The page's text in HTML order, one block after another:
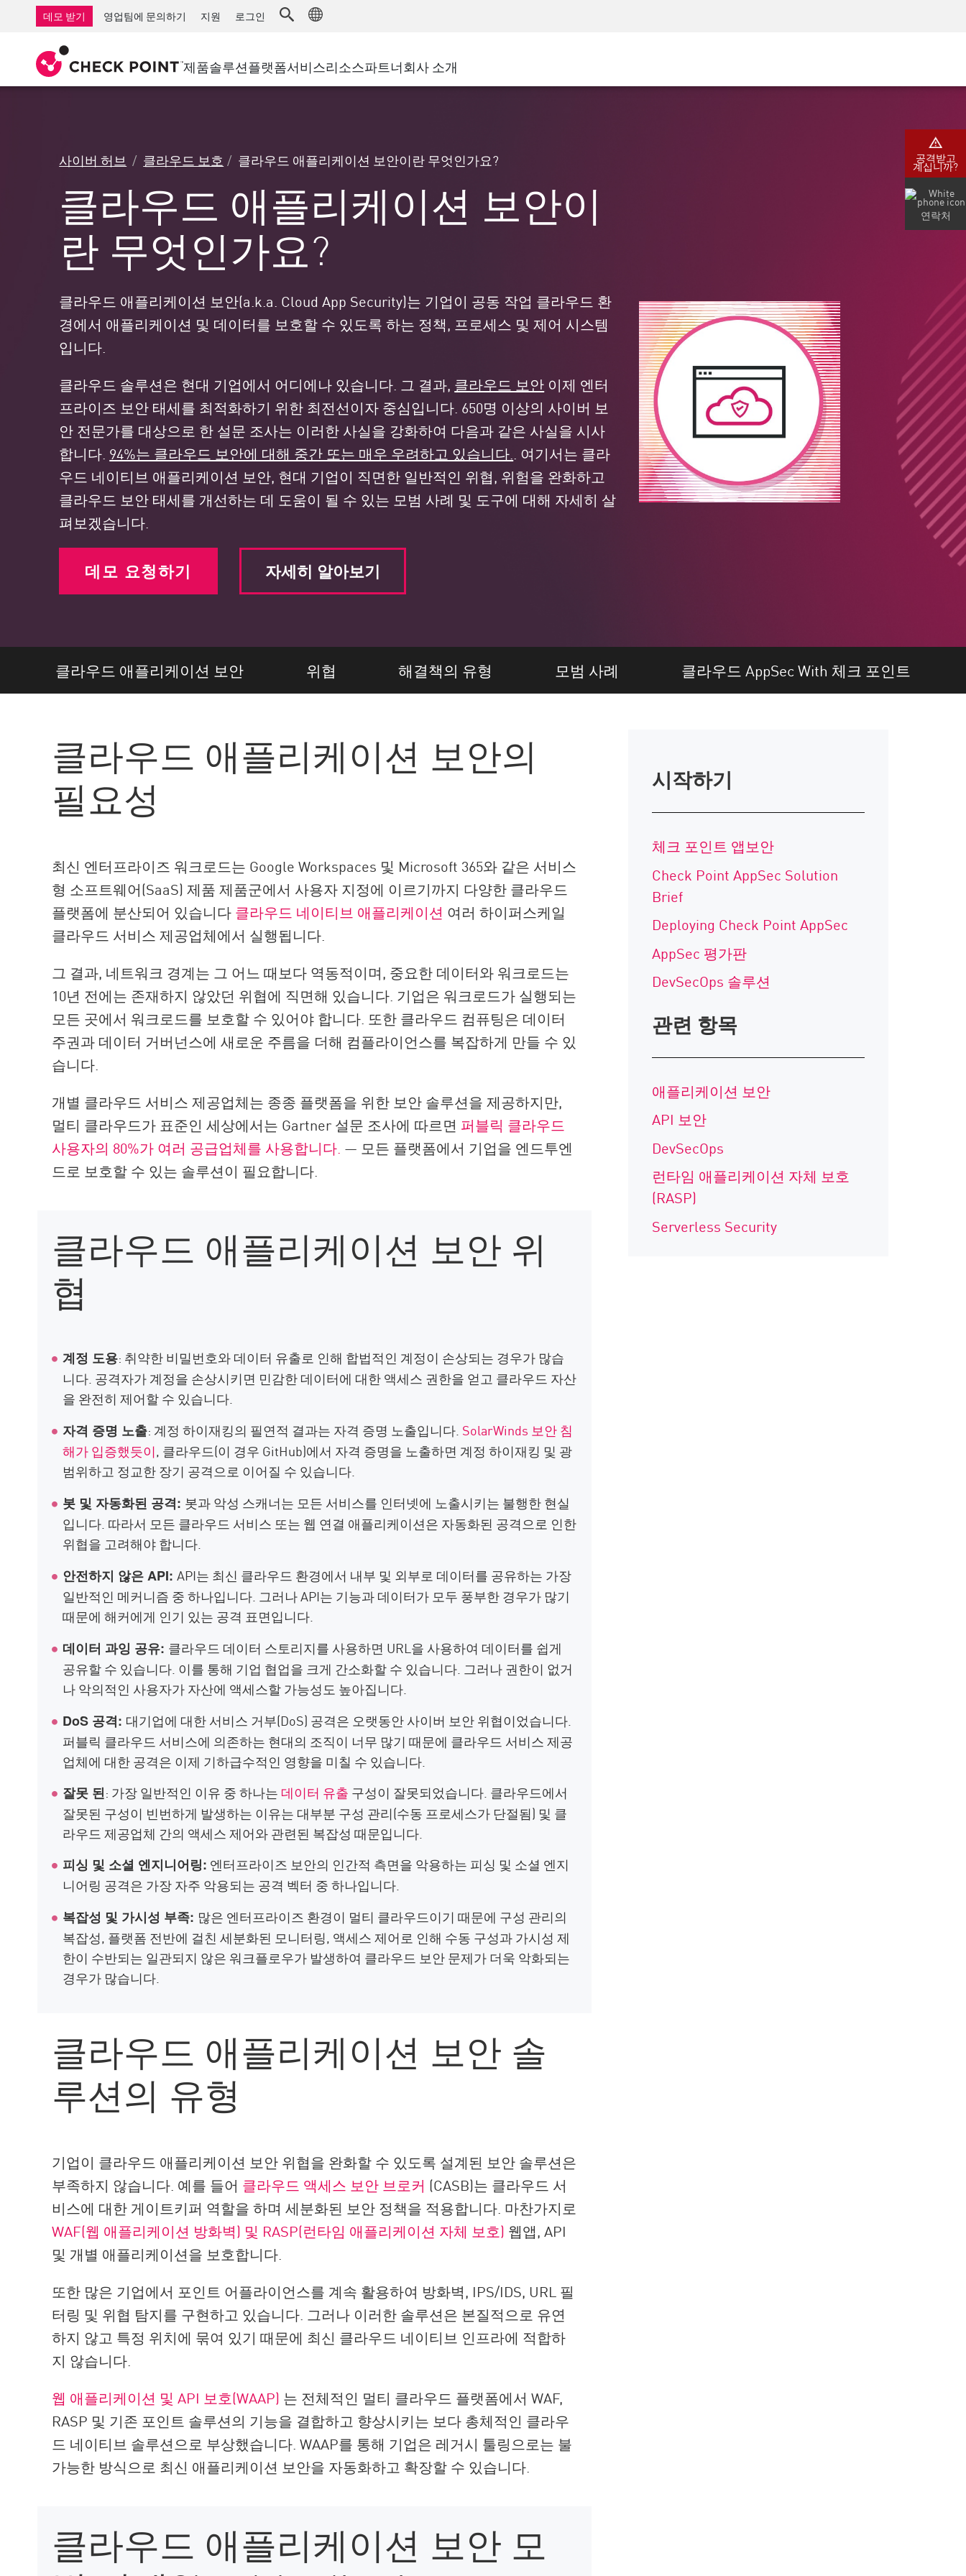
제품
중소기업을 위한 방화벽
산업용 방화벽
SD-WAN
원격 액세스 VPN
Agentic Network Security Orchestration
보안 관리 어플라이언스
AI 기반 보안 관리
업무 공간
모바일
엔드포인트
찾아보기
서비스형 소프트웨어(SaaS)
EXPOSURE MANAGEMENT
위협 인텔리전스
Exposure Prioritization
Cyber Asset Attack Surface Management
안전한 해결
Workforce AI Security
AI Agent Security
솔루션
AI Network Firewall
AI Runtime Protection
안티 랜섬웨어
IoT 보안 솔루션
보안 접근 서비스 에지(SASE)
Threat Hunting
업종
통신사/서비스 제공업체
플랫폼서비스
탐지
응답
서비스형 관리 방화벽
전담 관리 서비스
PRO 지원
리소스이벤트 및 웨비나
파트너Google Cloud Platform
회사 소개
데모 받기
영업팀에 문의하기 지원 로그인
사이버 허브 클라우드 보호 클라우드 애플리케이션 보안이란 무엇인가요?
클라우드 애플리케이션 보안이
란 무엇인가요?
클라우드 애플리케이션 보안(a.k.a. Cloud App Security)는 기업이 공동 작업 클라우드 환
경에서 애플리케이션 및 데이터를 보호할 수 있도록 하는 정책, 프로세스 및 제어 시스템
입니다.
클라우드 솔루션은 현대 기업에서 어디에나 있습니다. 그 결과, 클라우드 보안 이제 엔터
프라이즈 보안 태세를 최적화하기 위한 최전선이자 중심입니다. 650명 이상의 사이버 보
안 전문가를 대상으로 한 설문 조사는 이러한 사실을 강화하여 다음과 같은 사실을 시사
합니다. 94%는 클라우드 보안에 대해 중간 또는 매우 우려하고 있습니다. . 여기서는 클라
우드 네이티브 애플리케이션 보안, 현대 기업이 직면한 일반적인 위협, 위험을 완화하고
클라우드 보안 태세를 개선하는 데 도움이 될 수 있는 모범 사례 및 도구에 대해 자세히 살
펴보겠습니다.
데모 요청하기 자세히 알아보기
클라우드 애플리케이션 보안 위협 해결책의 유형 모범 사례 클라우드 AppSec With 체크 포인트
클라우드 애플리케이션 보안의
필요성
최신 엔터프라이즈 워크로드는 Google Workspaces 및 Microsoft 365와 같은 서비스
형 소프트웨어(SaaS) 제품 제품군에서 사용자 지정에 이르기까지 다양한 클라우드
플랫폼에 분산되어 있습니다 클라우드 네이티브 애플리케이션 여러 하이퍼스케일
클라우드 서비스 제공업체에서 실행됩니다.
그 결과, 네트워크 경계는 그 어느 때보다 역동적이며, 중요한 데이터와 워크로드는
10년 전에는 존재하지 않았던 위협에 직면해 있습니다. 기업은 워크로드가 실행되는
모든 곳에서 워크로드를 보호할 수 있어야 합니다. 또한 클라우드 컴퓨팅은 데이터
주권과 데이터 거버넌스에 새로운 주름을 더해 컴플라이언스를 복잡하게 만들 수 있
습니다.
개별 클라우드 서비스 제공업체는 종종 플랫폼을 위한 보안 솔루션을 제공하지만,
멀티 클라우드가 표준인 세상에서는 Gartner 설문 조사에 따르면 퍼블릭 클라우드
사용자의 80%가 여러 공급업체를 사용합니다. — 모든 플랫폼에서 기업을 엔드투엔
드로 보호할 수 있는 솔루션이 필요합니다.
클라우드 애플리케이션 보안 위
협
계정 도용: 취약한 비밀번호와 데이터 유출로 인해 합법적인 계정이 손상되는 경우가 많습
니다. 공격자가 계정을 손상시키면 민감한 데이터에 대한 액세스 권한을 얻고 클라우드 자산
을 완전히 제어할 수 있습니다.
자격 증명 노출: 계정 하이재킹의 필연적 결과는 자격 증명 노출입니다. SolarWinds 보안 침
해가 입증했듯이, 클라우드(이 경우 GitHub)에서 자격 증명을 노출하면 계정 하이재킹 및 광
범위하고 정교한 장기 공격으로 이어질 수 있습니다.
봇 및 자동화된 공격: 봇과 악성 스캐너는 모든 서비스를 인터넷에 노출시키는 불행한 현실
입니다. 따라서 모든 클라우드 서비스 또는 웹 연결 애플리케이션은 자동화된 공격으로 인한
위협을 고려해야 합니다.
안전하지 않은 API:API는 최신 클라우드 환경에서 내부 및 외부로 데이터를 공유하는 가장
일반적인 메커니즘 중 하나입니다. 그러나 API는 기능과 데이터가 모두 풍부한 경우가 많기
때문에 해커에게 인기 있는 공격 표면입니다.
데이터 과잉 공유: 클라우드 데이터 스토리지를 사용하면 URL을 사용하여 데이터를 쉽게
공유할 수 있습니다. 이를 통해 기업 협업을 크게 간소화할 수 있습니다. 그러나 권한이 없거
나 악의적인 사용자가 자산에 액세스할 가능성도 높아집니다.
DoS 공격: 대기업에 대한 서비스 거부(DoS) 공격은 오랫동안 사이버 보안 위협이었습니다.
퍼블릭 클라우드 서비스에 의존하는 현대의 조직이 너무 많기 때문에 클라우드 서비스 제공
업체에 대한 공격은 이제 기하급수적인 영향을 미칠 수 있습니다.
잘못 된: 가장 일반적인 이유 중 하나는 데이터 유출 구성이 잘못되었습니다. 클라우드에서
잘못된 구성이 빈번하게 발생하는 이유는 대부분 구성 관리(수동 프로세스가 단절됨) 및 클
라우드 제공업체 간의 액세스 제어와 관련된 복잡성 때문입니다.
피싱 및 소셜 엔지니어링: 엔터프라이즈 보안의 인간적 측면을 악용하는 피싱 및 소셜 엔지
니어링 공격은 가장 자주 악용되는 공격 벡터 중 하나입니다.
복잡성 및 가시성 부족: 많은 엔터프라이즈 환경이 멀티 클라우드이기 때문에 구성 관리의
복잡성, 플랫폼 전반에 걸친 세분화된 모니터링, 액세스 제어로 인해 수동 구성과 가시성 제
한이 수반되는 일관되지 않은 워크플로우가 발생하여 클라우드 보안 문제가 더욱 악화되는
경우가 많습니다.
클라우드 애플리케이션 보안 솔
루션의 유형
기업이 클라우드 애플리케이션 보안 위협을 완화할 수 있도록 설계된 보안 솔루션은
부족하지 않습니다. 예를 들어 클라우드 액세스 보안 브로커 (CASB)는 클라우드 서
비스에 대한 게이트키퍼 역할을 하며 세분화된 보안 정책을 적용합니다. 마찬가지로
WAF(웹 애플리케이션 방화벽) 및 RASP(런타임 애플리케이션 자체 보호) 웹앱, API
및 개별 애플리케이션을 보호합니다.
또한 많은 기업에서 포인트 어플라이언스를 계속 활용하여 방화벽, IPS/IDS, URL 필
터링 및 위협 탐지를 구현하고 있습니다. 그러나 이러한 솔루션은 본질적으로 유연
하지 않고 특정 위치에 묶여 있기 때문에 최신 클라우드 네이티브 인프라에 적합하
지 않습니다.
웹 애플리케이션 및 API 보호(WAAP) 는 전체적인 멀티 클라우드 플랫폼에서 WAF,
RASP 및 기존 포인트 솔루션의 기능을 결합하고 향상시키는 보다 총체적인 클라우
드 네이티브 솔루션으로 부상했습니다. WAAP를 통해 기업은 레거시 툴링으로는 불
가능한 방식으로 최신 애플리케이션 보안을 자동화하고 확장할 수 있습니다.
클라우드 애플리케이션 보안 모
시작하기
체크 포인트 앱보안
Check Point AppSec Solution
Brief
Deploying Check Point AppSec
AppSec 평가판
DevSecOps 솔루션
관련 항목
애플리케이션 보안
API 보안
DevSecOps
런타임 애플리케이션 자체 보호
(RASP)
Serverless Security
공격받고
계십니까?
연락처